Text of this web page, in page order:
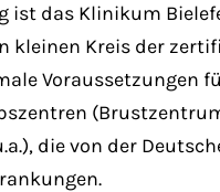
ist das Klinikum
kleinen Kreis der
Voraussetzungen
die von der